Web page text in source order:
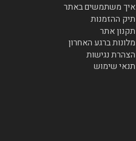
איך משתמשים באתר
תיק ההזמנות
תקנון אתר
מלונות ברגע האחרון
הצהרת נגישות
תנאי שימוש